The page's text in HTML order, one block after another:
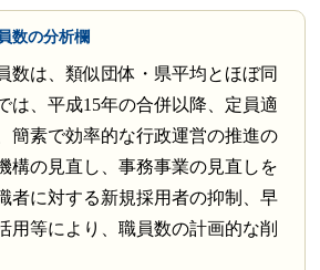
数の分析欄
数は、類似団体・県平均とほぼ同
は、平成15年の合併以降、定員適
簡素で効率的な行政運営の推進の
構の見直し、事務事業の見直しを
者に対する新規採用者の抑制、早
用等により、職員数の計画的な削